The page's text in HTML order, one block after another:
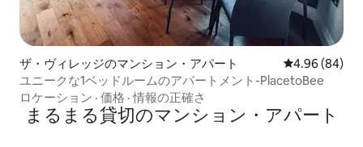
ザ・ヴィレッジのマンション・アパート レビュー84件
4.96 (84)
ユニークな1ベッドルームのアパートメント-PlacetoBee
ロケーション · 価格 ·情報の正確さ
まるまる貸切のマンション・アパート